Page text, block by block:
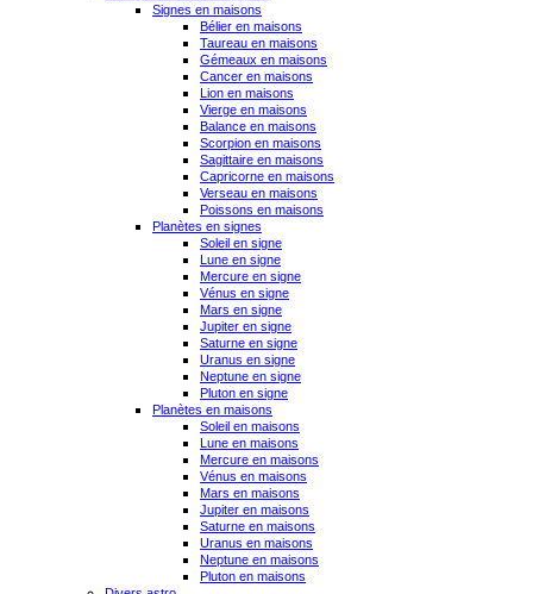
Signes en maisons
Bélier en maisons
Taureau en maisons
Gémeaux en maisons
Cancer en maisons
Lion en maisons
Vierge en maisons
Balance en maisons
Scorpion en maisons
Sagittaire en maisons
Capricorne en maisons
Verseau en maisons
Poissons en maisons
Planètes en signes
Soleil en signe
Lune en signe
Mercure en signe
Vénus en signe
Mars en signe
Jupiter en signe
Saturne en signe
Uranus en signe
Neptune en signe
Pluton en signe
Planètes en maisons
Soleil en maisons
Lune en maisons
Mercure en maisons
Vénus en maisons
Mars en maisons
Jupiter en maisons
Saturne en maisons
Uranus en maisons
Neptune en maisons
Pluton en maisons